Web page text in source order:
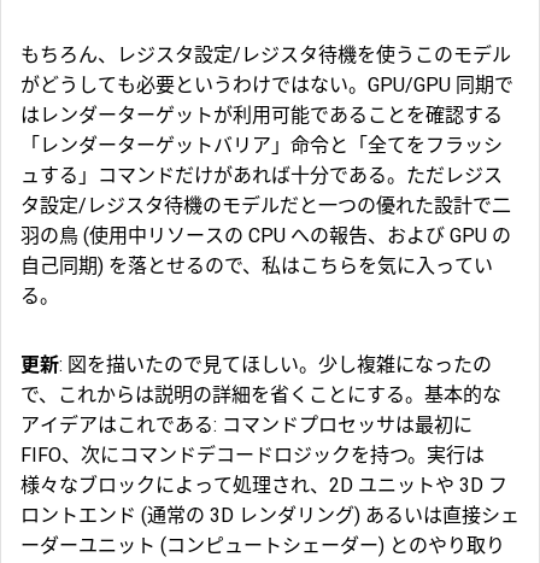
もちろん、レジスタ設定/レジスタ待機を使うこのモデル
がどうしても必要というわけではない。GPU/GPU 同期で
はレンダーターゲットが利用可能であることを確認する
「レンダーターゲットバリア」命令と「全てをフラッシ
ュする」コマンドだけがあれば十分である。ただレジス
タ設定/レジスタ待機のモデルだと一つの優れた設計で二
羽の鳥 (使用中リソースの CPU への報告、および GPU の
自己同期) を落とせるので、私はこちらを気に入ってい
る。
更新: 図を描いたので見てほしい。少し複雑になったの
で、これからは説明の詳細を省くことにする。基本的な
アイデアはこれである: コマンドプロセッサは最初に
FIFO、次にコマンドデコードロジックを持つ。実行は
様々なブロックによって処理され、2D ユニットや 3D フ
ロントエンド (通常の 3D レンダリング) あるいは直接シェ
ーダーユニット (コンピュートシェーダー) とのやり取り